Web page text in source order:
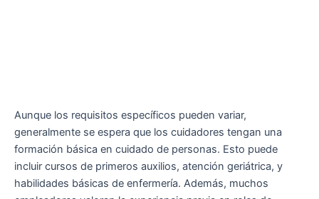
Aunque los requisitos específicos pueden variar,
generalmente se espera que los cuidadores tengan una
formación básica en cuidado de personas. Esto puede
incluir cursos de primeros auxilios, atención geriátrica, y
habilidades básicas de enfermería. Además, muchos